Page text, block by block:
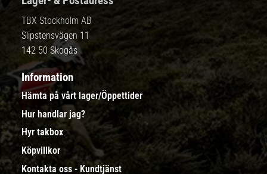
TBX Stockholm AB
Slipstensvägen 11
142 50 Skogås
Information
Hämta på vårt lager/Öppettider
Hur handlar jag?
Hyr takbox
Köpvillkor
Kontakta oss - Kundtjänst